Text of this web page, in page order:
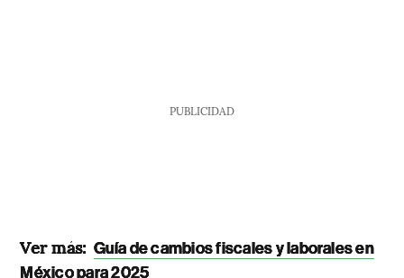
PUBLICIDAD
Ver más: Guía de cambios fiscales y laborales en
México para 2025